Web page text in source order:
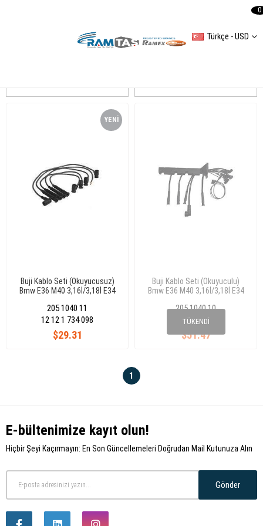
Türkçe - USD
0
Buji Kablo Seti (Okuyucusuz)
Bmw E36 M40 3,16İ/3,18İ E34
205 1040 11
$29.31
YENI
12 12 1 734 098 TÜKENDI
Buji Kablo Seti (Okuyuculu)
Bmw E36 M40 3,16İ/3,18İ E34
205 1040 10
$51.47
12 12 1 734 098
1
E-bültenimize kayıt olun!
Hiçbir Şeyi Kaçırmayın: En Son Güncellemeleri Doğrudan Mail Kutunuza Alın
Gönder